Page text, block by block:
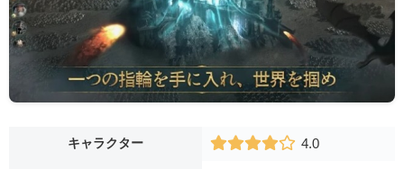
キャラクター 4.0